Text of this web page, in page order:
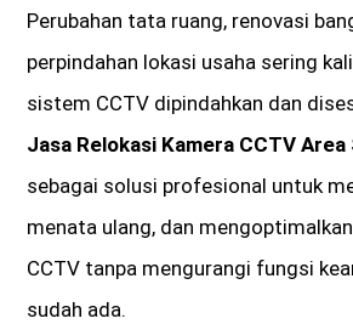
Perubahan tata ruang, renovasi
perpindahan lokasi usaha sering
sistem CCTV dipindahkan dan
Jasa Relokasi Kamera CCTV Area
sebagai solusi profesional untuk
menata ulang, dan
CCTV tanpa mengurangi fungsi
sudah ada.